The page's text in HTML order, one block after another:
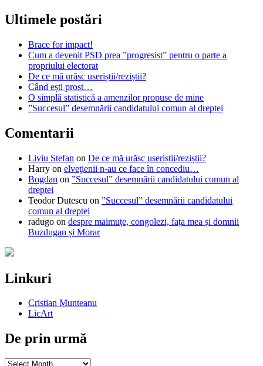
Ultimele postări
Brace for impact!
Cum a devenit PSD prea ”progresist” pentru o parte a
propriului electorat
De ce mă urăsc useriștii/reziștii?
Când ești prost…
O simplă statistică a amenzilor propuse de mine
”Succesul” desemnării candidatului comun al dreptei
Comentarii
Liviu Stefan on De ce mă urăsc useriștii/reziștii?
Harry on elveţienii n-au ce face în concediu…
Bogdan on ”Succesul” desemnării candidatului comun al
dreptei
Teodor Dutescu on ”Succesul” desemnării candidatului
comun al dreptei
radugo on despre maimuțe, congolezi, fața mea și domnii
Buzdugan și Morar
Linkuri
Cristian Munteanu
LicArt
De prin urmă
De